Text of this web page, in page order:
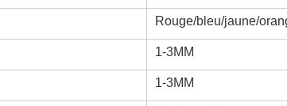
Rouge/bleu/jaune/
1-3MM
1-3MM